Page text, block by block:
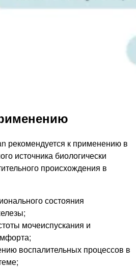
рекомендуется к применению в
источника биологически
происхождения в
состояния
мочеиспускания и
воспалительных процессов в